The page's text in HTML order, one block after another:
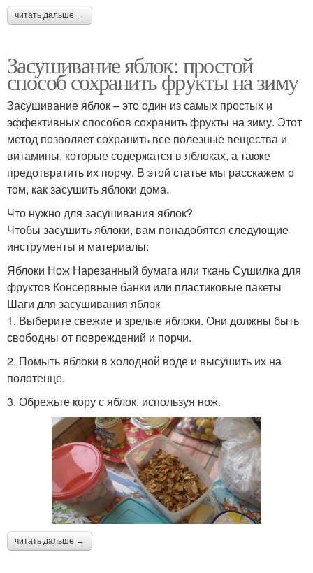
читать дальше →
Засушивание яблок: простой
способ сохранить фрукты на зиму
Засушивание яблок – это один из самых простых и
эффективных способов сохранить фрукты на зиму. Этот
метод позволяет сохранить все полезные вещества и
витамины, которые содержатся в яблоках, а также
предотвратить их порчу. В этой статье мы расскажем о
том, как засушить яблоки дома.
Что нужно для засушивания яблок?
Чтобы засушить яблоки, вам понадобятся следующие
инструменты и материалы:
Яблоки Нож Нарезанный бумага или ткань Сушилка для
фруктов Консервные банки или пластиковые пакеты
Шаги для засушивания яблок
1. Выберите свежие и зрелые яблоки. Они должны быть
свободны от повреждений и порчи.
2. Помыть яблоки в холодной воде и высушить их на
полотенце.
3. Обрежьте кору с яблок, используя нож.
читать дальше →